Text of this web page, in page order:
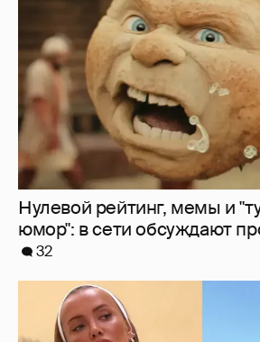
Нулевой рейтинг, мемы и
юмор": в сети обсуждают
32